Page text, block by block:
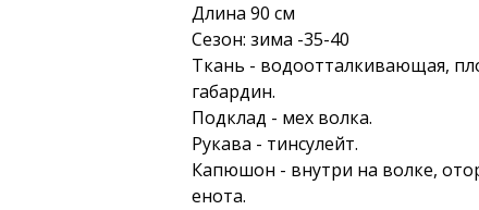
Длина 90 см
Сезон: зима -35-40
Ткань - водоотталкивающая,
габардин.
Подклад - мех волка.
Рукава - тинсулейт.
Капюшон - внутри на волке,
енота.